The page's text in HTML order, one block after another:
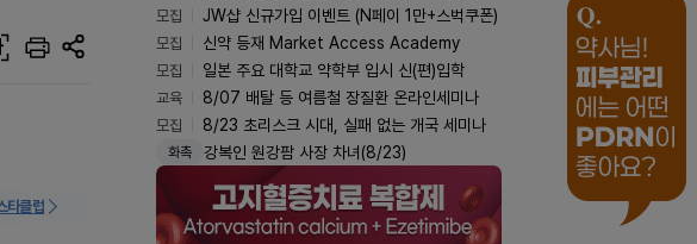
타클럽
모집
JW샵 신규가입 이벤트 (N페이 1만+스벅쿠폰)
모집
신약 등재 Market Access Academy
모집
일본 주요 대학교 약학부 입시 신(편)입학
교육
8/07 배탈 등 여름철 장질환 온라인세미나
모집
8/23 초리스크 시대, 실패 없는 개국 세미나
화촉 강복인 원강팜 사장 차녀(8/23)